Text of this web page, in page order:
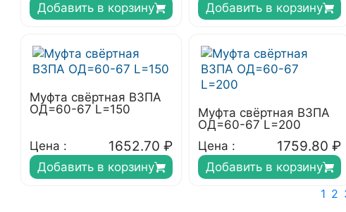
Добавить в корзину Добавить в корзину
Муфта свёртная ВЗПА
ОД=60-67 L=150
Цена : 1652.70 ₽
Добавить в корзину
Муфта свёртная ВЗПА
ОД=60-67 L=200
Цена :
1759.80 ₽
Добавить в корзину
1 2